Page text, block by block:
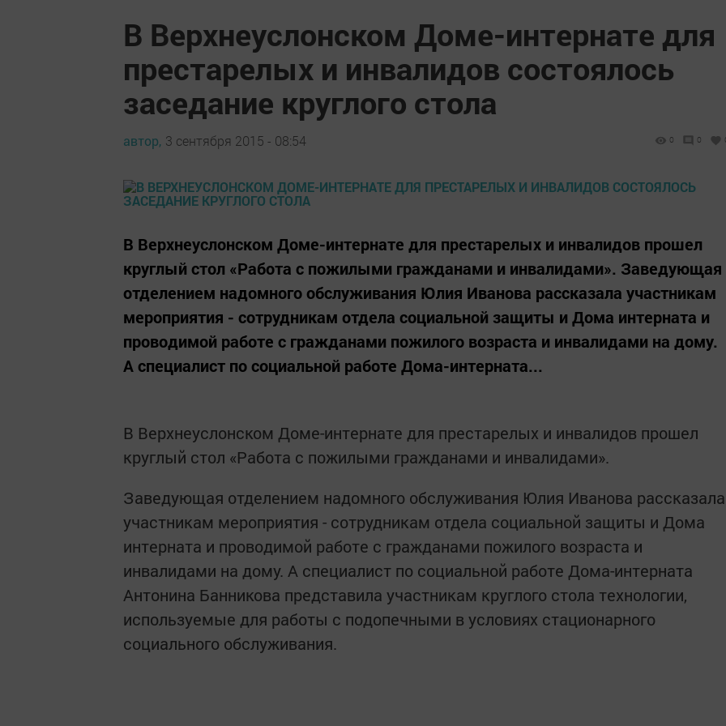
В Верхнеуслонском Доме-интернате для
престарелых и инвалидов состоялось
заседание круглого стола
автор, 3 сентября 2015 - 08:54 0 0
В Верхнеуслонском Доме-интернате для престарелых и инвалидов прошел
круглый стол «Работа с пожилыми гражданами и инвалидами». Заведующая
отделением надомного обслуживания Юлия Иванова рассказала участникам
мероприятия - сотрудникам отдела социальной защиты и Дома интерната и
проводимой работе с гражданами пожилого возраста и инвалидами на дому.
А специалист по социальной работе Дома-интерната...
В Верхнеуслонском Доме-интернате для престарелых и инвалидов прошел
круглый стол «Работа с пожилыми гражданами и инвалидами».
Заведующая отделением надомного обслуживания Юлия Иванова рассказала
участникам мероприятия - сотрудникам отдела социальной защиты и Дома
интерната и проводимой работе с гражданами пожилого возраста и
инвалидами на дому. А специалист по социальной работе Дома-интерната
Антонина Банникова представила участникам круглого стола технологии,
используемые для работы с подопечными в условиях стационарного
социального обслуживания.